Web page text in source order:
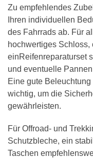
Zu empfehlendes
Ihren individuellen
des Fahrrads ab. Für
hochwertiges
einReifenreparaturset
und eventuelle
Eine gute
wichtig, um die
gewährleisten.
Für Offroad- und
Schutzbleche, ein
Taschen